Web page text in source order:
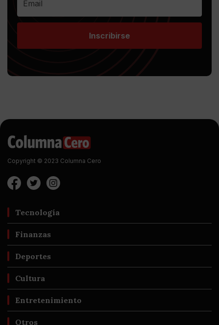
Inscribirse
Copyright © 2023 Columna Cero
Tecnología
Finanzas
Deportes
Cultura
Entretenimiento
Otros